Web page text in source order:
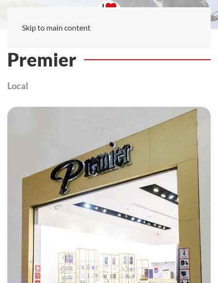
Skip to main content
Premier
Local